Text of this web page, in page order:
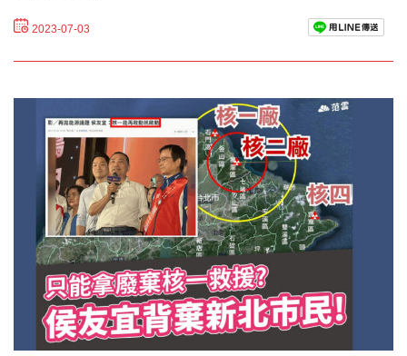
2023-07-03